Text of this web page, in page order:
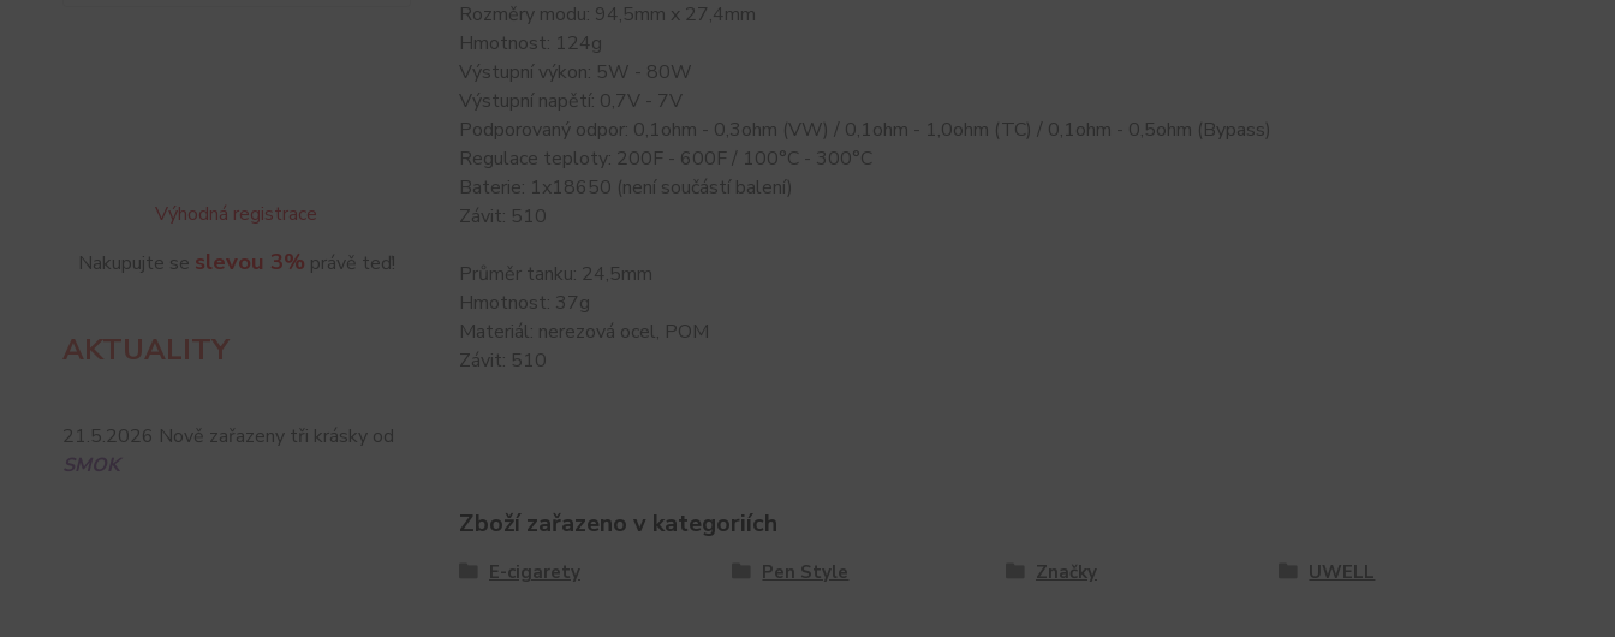
Výhodná registrace
Nakupujte se slevou 3% právě teď!
AKTUALITY
21.5.2026 Nově zařazeny tři krásky od
SMOK
Rozměry modu: 94,5mm x 27,4mm
Hmotnost: 124g
Výstupní výkon: 5W - 80W
Výstupní napětí: 0,7V - 7V
Podporovaný odpor: 0,1ohm - 0,3ohm (VW) / 0,1ohm - 1,0ohm (TC) / 0,1ohm - 0,5ohm (Bypass)
Regulace teploty: 200F - 600F / 100°C - 300°C
Baterie: 1x18650 (není součástí balení)
Závit: 510
Průměr tanku: 24,5mm
Hmotnost: 37g
Materiál: nerezová ocel, POM
Závit: 510
Zboží zařazeno v kategoriích
E-cigarety Pen Style Značky UWELL